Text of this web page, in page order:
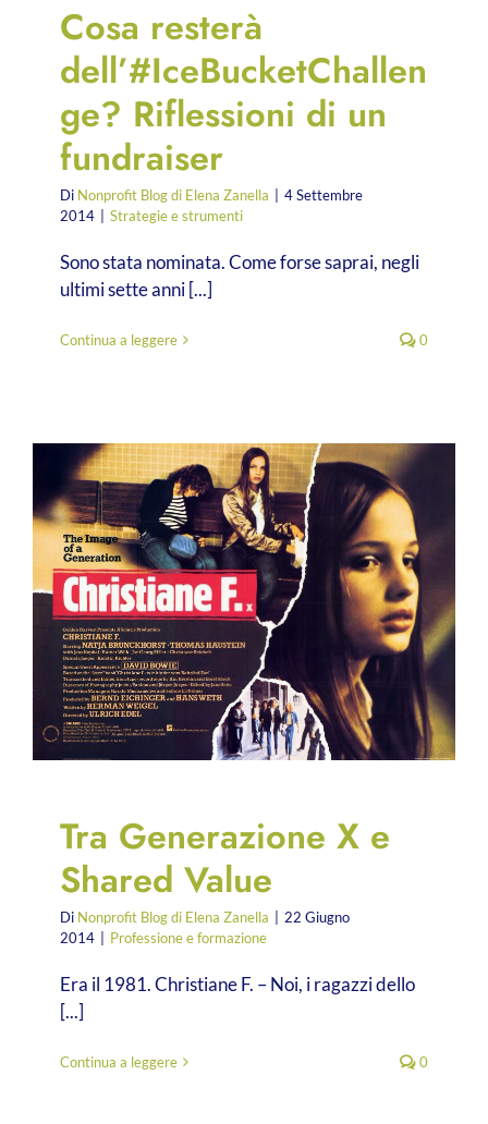
Cosa resterà
dell’#IceBucketChallen
ge? Riflessioni di un
fundraiser
Di Nonprofit Blog di Elena Zanella
4 Settembre
2014
Strategie e strumenti
Sono stata nominata. Come forse saprai, negli
ultimi sette anni [...]
Continua a leggere 0
Tra Generazione X e
Shared Value
Di Nonprofit Blog di Elena Zanella
22 Giugno
2014
Professione e formazione
Era il 1981. Christiane F. – Noi, i ragazzi dello
[...]
Continua a leggere 0